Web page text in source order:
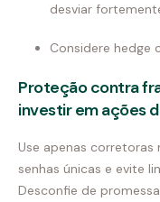
desviar
Considere hedge
Proteção contra
investir em ações
Use apenas corretoras
senhas únicas e evite
Desconfie de